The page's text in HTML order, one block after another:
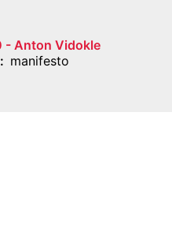
- Anton Vidokle
manifesto